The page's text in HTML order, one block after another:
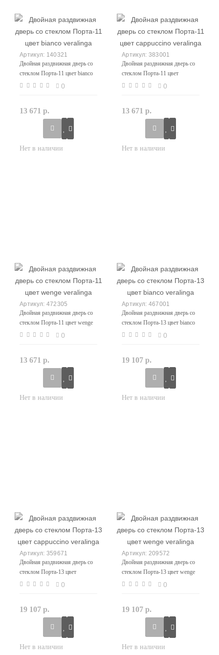
140321
Двойная раздвижная дверь со
стеклом Порта-11 цвет bianco
veralinga
0
13 671 р.
383001
Двойная раздвижная дверь со
стеклом Порта-11 цвет
cappuccino veralinga
0
13 671 р.
472305
Двойная раздвижная дверь со
стеклом Порта-11 цвет wenge
veralinga
0
13 671 р.
467001
Двойная раздвижная дверь со
стеклом Порта-13 цвет bianco
veralinga
0
19 107 р.
359671
Двойная раздвижная дверь со
стеклом Порта-13 цвет
cappuccino veralinga
0
19 107 р.
209572
Двойная раздвижная дверь со
стеклом Порта-13 цвет wenge
veralinga
0
19 107 р.